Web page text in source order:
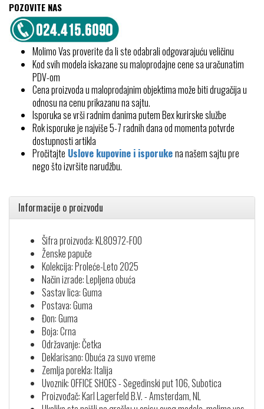
POZOVITE NAS
Molimo Vas proverite da li ste odabrali odgovarajuću veličinu
Kod svih modela iskazane su maloprodajne cene sa uračunatim
PDV-om
Cena proizvoda u maloprodajnim objektima može biti drugačija u
odnosu na cenu prikazanu na sajtu.
Isporuka se vrši radnim danima putem Bex kurirske službe
Rok isporuke je najviše 5-7 radnih dana od momenta potvrde
dostupnosti artikla
Pročitajte Uslove kupovine i isporukena našem sajtu pre
nego što izvršite narudžbu.
Informacije o proizvodu
Šifra proizvoda: KL80972-F00
Ženske papuče
Kolekcija: Proleće-Leto 2025
Način izrade: Lepljena obuća
Sastav lica: Guma
Postava: Guma
Đon: Guma
Boja: Crna
Održavanje: Četka
Deklarisano: Obuća za suvo vreme
Zemlja porekla: Italija
Uvoznik: OFFICE SHOES - Segedinski put 106, Subotica
Proizvođač: Karl Lagerfeld B.V. - Amsterdam, NL